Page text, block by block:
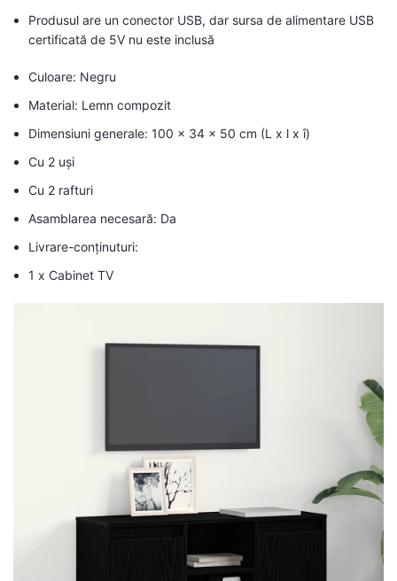
Produsul are un conector USB, dar sursa de alimentare USB
certificată de 5V nu este inclusă
Culoare: Negru
Material: Lemn compozit
Dimensiuni generale: 100 x 34 x 50 cm (L x l x î)
Cu 2 uși
Cu 2 rafturi
Asamblarea necesară: Da
Livrare-conținuturi:
1 x Cabinet TV